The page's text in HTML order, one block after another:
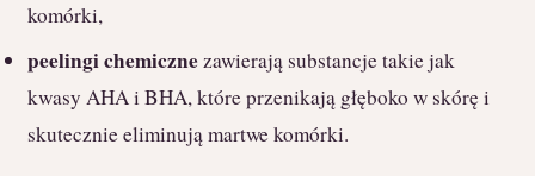
komórki,
peelingi chemicznezawierają substancje takie jak
kwasy AHA i BHA, które przenikają głęboko w skórę i
skutecznie eliminują martwe komórki.